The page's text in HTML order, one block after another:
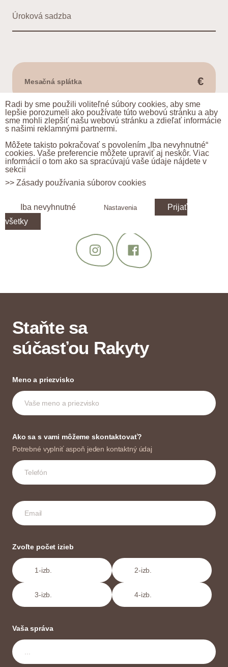
Úroková sadzba
Mesačná splátka €
Mám záujem
Výpočet mesačnej splátky vychádza z úveru vo výške 80 %
z kúpnej ceny bytu.
Sledujte príbeh Rakyty
Staňte sa
súčasťou Rakyty
Meno a priezvisko
Ako sa s vami môžeme skontaktovať?
Potrebné vyplniť aspoň jeden kontaktný údaj
Zvoľte počet izieb
1-izb. 2-izb.
3-izb. 4-izb.
Vaša správa
Radi by sme použili voliteľné súbory cookies, aby sme
lepšie porozumeli ako používate túto webovú stránku a aby
sme mohli zlepšiť našu webovú stránku a zdieľať informácie
s našimi reklamnými partnermi.
Môžete takisto pokračovať s povolením „Iba nevyhnutné“
cookies. Vaše preferencie môžete upraviť aj neskôr. Viac
informácií o tom ako sa spracúvajú vaše údaje nájdete v
sekcii
>> Zásady používania súborov cookies
Iba nevyhnutné Nastavenia
Prijať
všetky